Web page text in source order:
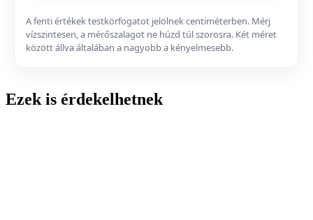
A fenti értékek testkörfogatot jelölnek centiméterben. Mérj
vízszintesen, a mérőszalagot ne húzd túl szorosra. Két méret
között állva általában a nagyobb a kényelmesebb.
Ezek is érdekelhetnek